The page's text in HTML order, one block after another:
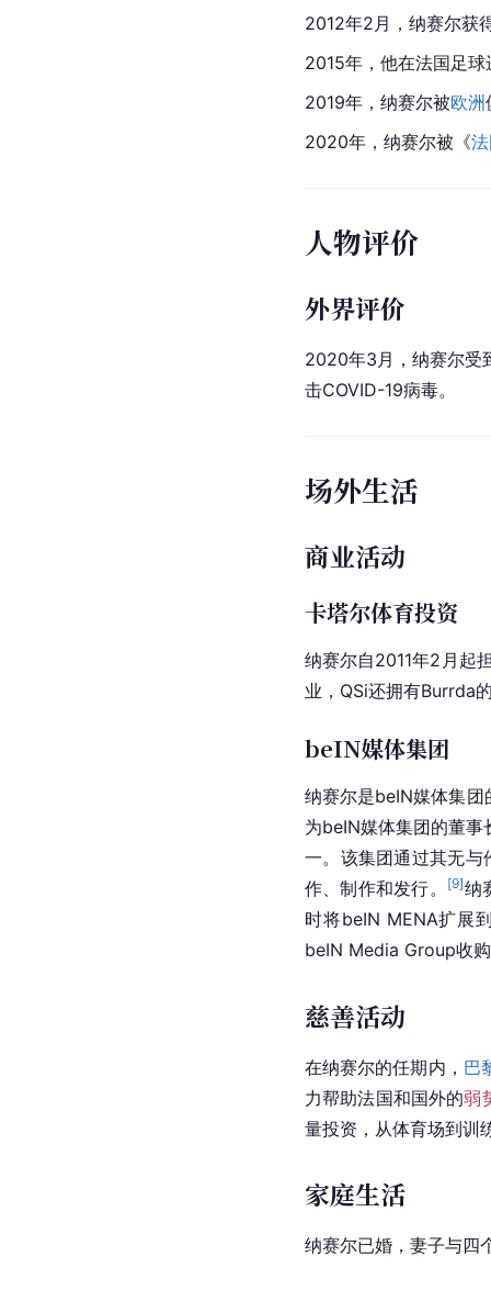
2012年2月，纳赛尔获
2015年，他在法国足
2019年， 纳赛尔被欧洲
2020年，纳赛尔被《
人物评价
外界评价
2020年3月，纳赛尔受
击COVID-19病毒。
场外生活
商业活动
卡塔尔体育投资
纳赛尔自2011年2月起
业，QSi还拥有Burrda
beIN媒体集团
纳赛尔是beIN媒体集
为beIN媒体集团的董事
一。该集团通过其无与
作、制作和发行。
[9]纳
时将beIN MENA扩展
beIN Media Group收
慈善活动
在纳赛尔的任期内， 巴
力帮助法国和国外的弱
量投资，从体育场到训
家庭生活
纳赛尔已婚，妻子与四